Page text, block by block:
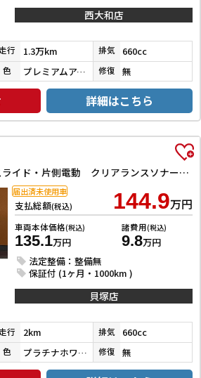
西大和店
行 1.3万km 排気 660cc
色 プレミアムアイボリーパールⅡ 修復 無
詳細はこちら
ベースグレード 両側スライド・片側電動 クリアランスソナー オートクルーズコントロール レーンアシスト オートライト スマートキー アイドリングストップ 電動格納ミラー シートヒーター ベンチシート
支払総額(税込) 144.9万円
車両本体価格(税込)
135.1万円
諸費用(税込)
9.8万円
法定整備：整備無
保証付 (1ヶ月・1000km )
届出済未使用車
貝塚店
行 2km 排気 660cc
色 プラチナホワイトパール 修復 無